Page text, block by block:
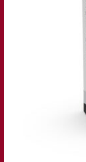
Otros
Toll
Soluciones de